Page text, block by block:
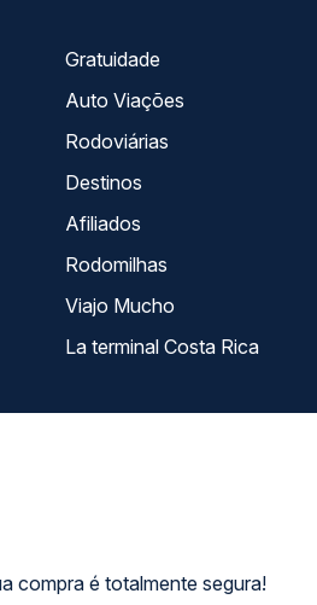
compra é totalmente segura!
Gratuidade
Auto Viações
Rodoviárias
Destinos
Afiliados
Rodomilhas
Viajo Mucho
La terminal Costa Rica